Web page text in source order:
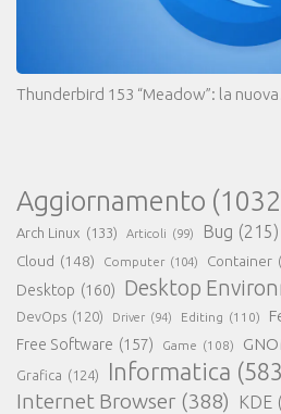
Thunderbird 153 “Meadow”: la
Aggiornamento
Arch Linux (133) Articoli (99) Bug (215)
Cloud (148) Computer (104) Container
Desktop (160) Desktop
DevOps (120) Driver (94) Editing (110)
Free Software (157) Game (108)
Grafica (124) Informatica
Internet Browser (388) KDE